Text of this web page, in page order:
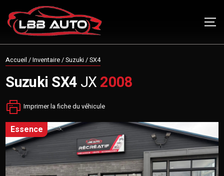
Accueil /Inventaire/Suzuki/SX4
Suzuki SX4JX2008
Imprimer la fiche du véhicule
essence